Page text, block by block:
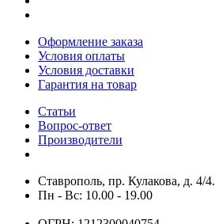
Оформление заказа
Условия оплаты
Условия доставки
Гарантия на товар
Статьи
Вопрос-ответ
Производители
Ставрополь, пр. Кулакова, д. 4/4.
Пн - Вс: 10.00 - 19.00